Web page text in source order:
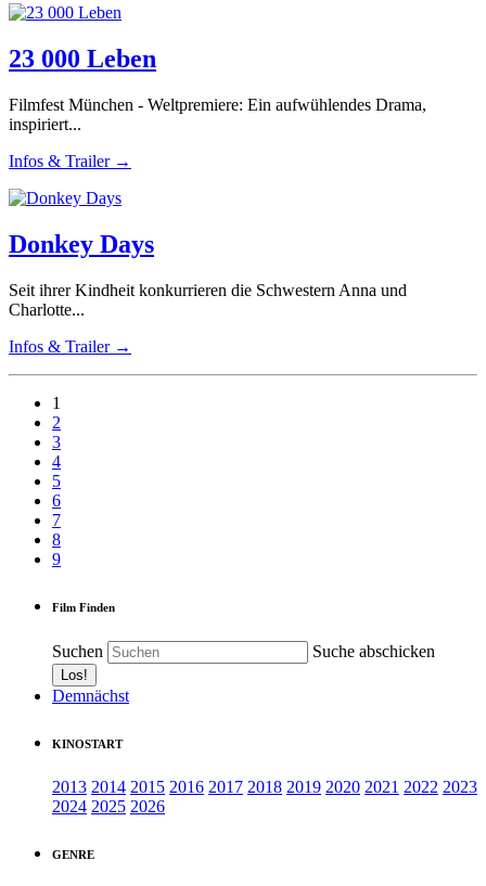
23 000 Leben
Filmfest München - Weltpremiere: Ein aufwühlendes Drama,
inspiriert...
Infos & Trailer →
Donkey Days
Seit ihrer Kindheit konkurrieren die Schwestern Anna und
Charlotte...
Infos & Trailer →
1
2
3
4
5
6
7
8
9
Film Finden
Suchen Suche abschicken
Demnächst
KINOSTART
2013 2014 2015 2016 2017 2018 2019 2020 2021 2022 2023
2024 2025 2026
GENRE